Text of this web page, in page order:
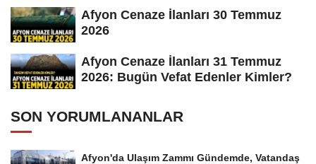
Afyon Cenaze İlanları 30 Temmuz
2026
Afyon Cenaze İlanları 31 Temmuz
2026: Bugün Vefat Edenler Kimler?
SON YORUMLANANLAR
Afyon'da Ulaşım Zammı Gündemde, Vatandaş